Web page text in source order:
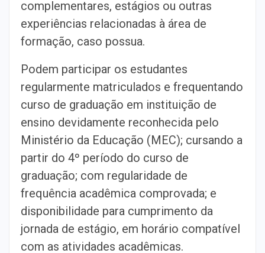
complementares, estágios ou outras
experiências relacionadas à área de
formação, caso possua.
Podem participar os estudantes
regularmente matriculados e frequentando
curso de graduação em instituição de
ensino devidamente reconhecida pelo
Ministério da Educação (MEC); cursando a
partir do 4º período do curso de
graduação; com regularidade de
frequência acadêmica comprovada; e
disponibilidade para cumprimento da
jornada de estágio, em horário compatível
com as atividades acadêmicas.